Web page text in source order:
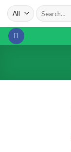
Skip
content
Search
for: